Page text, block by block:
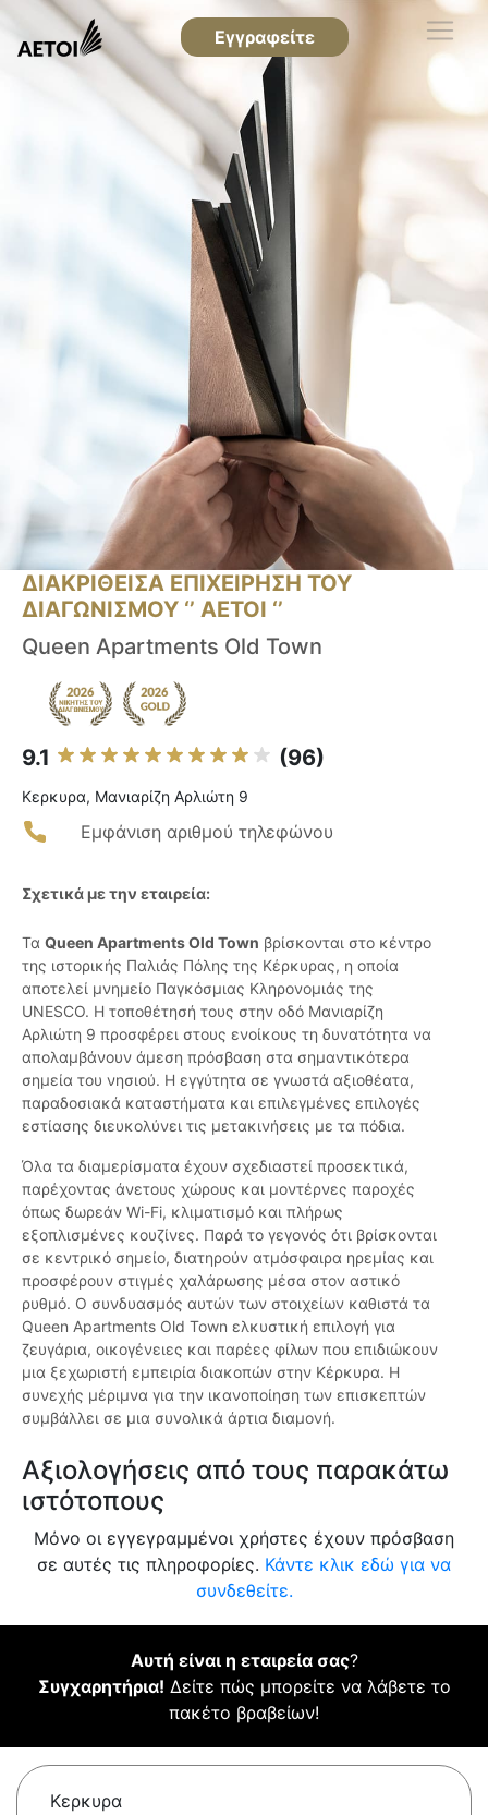
Εγγραφείτε
ΔΙΑΚΡΙΘΕΙΣΑ ΕΠΙΧΕΙΡΗΣΗ ΤΟΥ
ΔΙΑΓΩΝΙΣΜΟΥ ‘’ ΑΕΤΟΙ ‘’
Queen Apartments Old Town
9.1 (96)
Κερκυρα, Μανιαρίζη Αρλιώτη 9
Εμφάνιση αριθμού τηλεφώνου
Σχετικά με την εταιρεία:
Τα Queen Apartments Old Town βρίσκονται στο κέντρο
της ιστορικής Παλιάς Πόλης της Κέρκυρας, η οποία
αποτελεί μνημείο Παγκόσμιας Κληρονομιάς της
UNESCO. Η τοποθέτησή τους στην οδό Μανιαρίζη
Αρλιώτη 9 προσφέρει στους ενοίκους τη δυνατότητα να
απολαμβάνουν άμεση πρόσβαση στα σημαντικότερα
σημεία του νησιού. Η εγγύτητα σε γνωστά αξιοθέατα,
παραδοσιακά καταστήματα και επιλεγμένες επιλογές
εστίασης διευκολύνει τις μετακινήσεις με τα πόδια.
Όλα τα διαμερίσματα έχουν σχεδιαστεί προσεκτικά,
παρέχοντας άνετους χώρους και μοντέρνες παροχές
όπως δωρεάν Wi-Fi, κλιματισμό και πλήρως
εξοπλισμένες κουζίνες. Παρά το γεγονός ότι βρίσκονται
σε κεντρικό σημείο, διατηρούν ατμόσφαιρα ηρεμίας και
προσφέρουν στιγμές χαλάρωσης μέσα στον αστικό
ρυθμό. Ο συνδυασμός αυτών των στοιχείων καθιστά τα
Queen Apartments Old Town ελκυστική επιλογή για
ζευγάρια, οικογένειες και παρέες φίλων που επιδιώκουν
μια ξεχωριστή εμπειρία διακοπών στην Κέρκυρα. Η
συνεχής μέριμνα για την ικανοποίηση των επισκεπτών
συμβάλλει σε μια συνολικά άρτια διαμονή.
Αξιολογήσεις από τους παρακάτω
ιστότοπους
Μόνο οι εγγεγραμμένοι χρήστες έχουν πρόσβαση
σε αυτές τις πληροφορίες. Κάντε κλικ εδώ για να
συνδεθείτε.
Αυτή είναι η εταιρεία σας?
Συγχαρητήρια! Δείτε πώς μπορείτε να λάβετε το
πακέτο βραβείων!
Κερκυρα